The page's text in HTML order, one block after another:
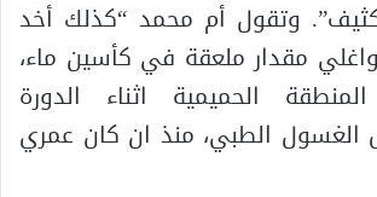
وتقول أم محمد “كذلك أخد
مقدار ملعقة في كأسين ماء،
الحميمية اثناء الدورة
الغسول الطبي، منذ ان كان عمري